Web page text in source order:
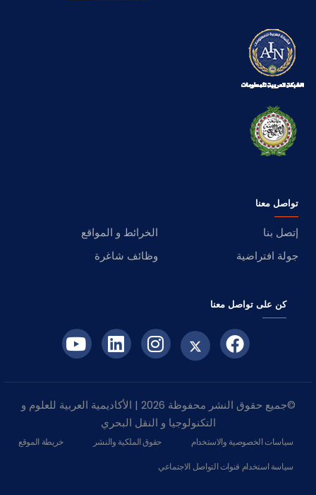
تواصل معنا
إتصل بنا
الخرائط و المواقع
جولة افتراضية
وظائف شاغرة
كن على تواصل معنا
©جميع حقوق النشر محفوظة 2026 | الأكاديمية العربية للعلوم و
التكنولوجيا و النقل البحري
سياسات الخصوصية والاستخدام حقوق الملكية والنشر خريطة الموقع
سياسة استخدام قنوات التواصل الاجتماعي